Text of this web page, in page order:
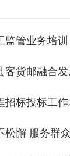
管业务培训
货邮融合
招标投标工
松懈 服务群